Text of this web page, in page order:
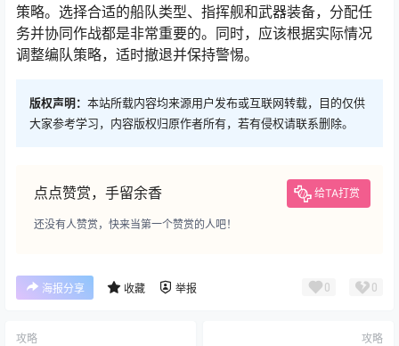
策略。选择合适的船队类型、指挥舰和武器装备，分配任
务并协同作战都是非常重要的。同时，应该根据实际情况
调整编队策略，适时撤退并保持警惕。
版权声明： 本站所载内容均来源用户发布或互联网转载，目的仅供
大家参考学习，内容版权归原作者所有，若有侵权请联系删除。
点点赞赏，手留余香 给TA打赏
还没有人赞赏，快来当第一个赞赏的人吧！
海报分享 收藏 举报 0 0
攻略 攻略